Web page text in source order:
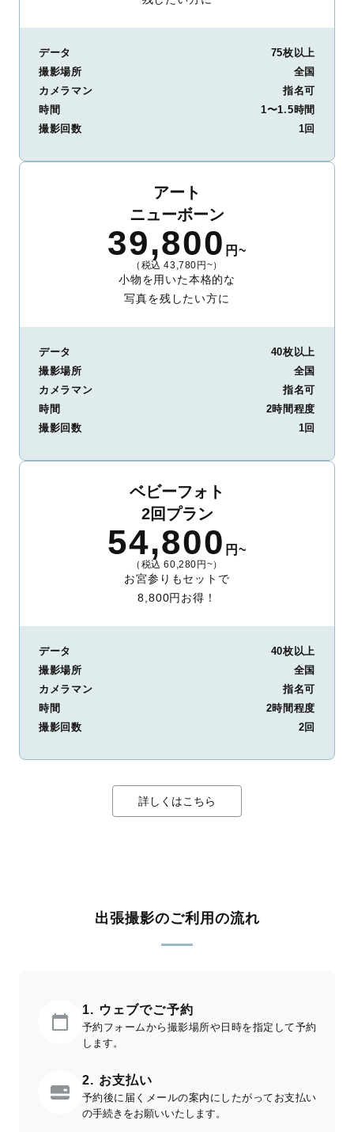
データ
75枚以上
撮影場所
全国
カメラマン
指名可
時間
1〜1.5時間
撮影回数
1回
アート
ニューボーン
39,800 円~
（税込 43,780円~）
小物を用いた本格的な
写真を残したい方に
データ
40枚以上
撮影場所
全国
カメラマン
指名可
時間
2時間程度
撮影回数
1回
ベビーフォト
2回プラン
54,800 円~
（税込 60,280円~）
お宮参りもセットで
8,800円お得！
データ
40枚以上
撮影場所
全国
カメラマン
指名可
時間
2時間程度
撮影回数
2回
詳しくはこちら
出張撮影のご利用の流れ
1. ウェブでご予約
予約フォームから撮影場所や日時を指定して予約
します。
2. お支払い
予約後に届くメールの案内にしたがってお支払い
の手続きをお願いいたします。